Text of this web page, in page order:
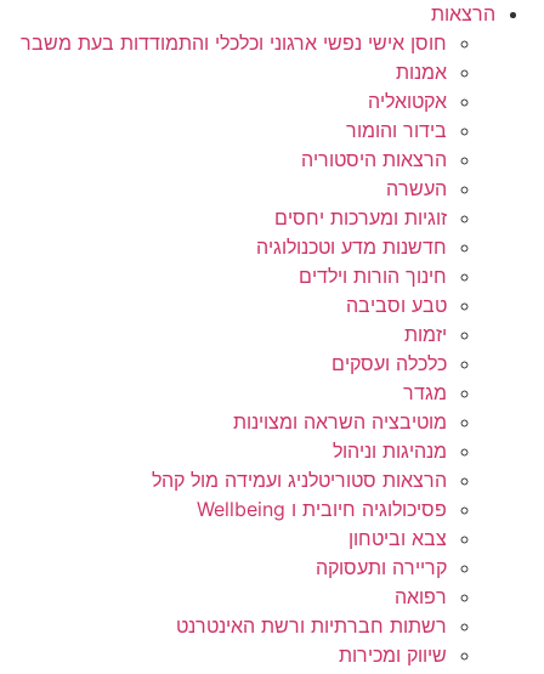
הרצאות
חוסן אישי נפשי ארגוני וכלכלי והתמודדות בעת משבר
אמנות
אקטואליה
בידור והומור
הרצאות היסטוריה
העשרה
זוגיות ומערכות יחסים
חדשנות מדע וטכנולוגיה
חינוך הורות וילדים
טבע וסביבה
יזמות
כלכלה ועסקים
מגדר
מוטיבציה השראה ומצוינות
מנהיגות וניהול
הרצאות סטוריטלניג ועמידה מול קהל
פסיכולוגיה חיובית ו Wellbeing
צבא וביטחון
קריירה ותעסוקה
רפואה
רשתות חברתיות ורשת האינטרנט
שיווק ומכירות